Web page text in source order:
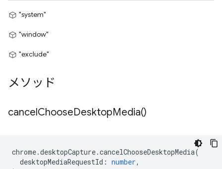
"system"
"window"
"exclude"
メソッド
cancelChooseDesktopMedia()
chrome.desktopCapture.cancelChooseDesktopMedia(
desktopMediaRequestId : number,